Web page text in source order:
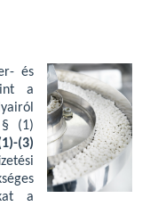
és
a
(1)
(3)
a